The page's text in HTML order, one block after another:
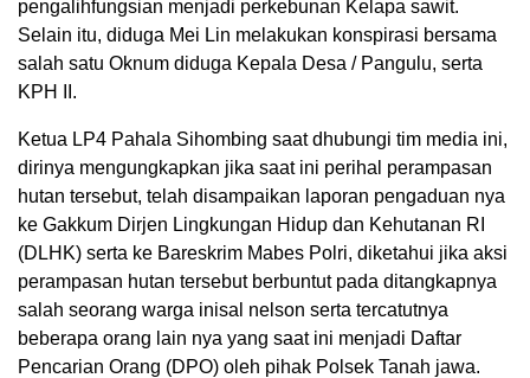
pengalihfungsian menjadi perkebunan Kelapa sawit.
Selain itu, diduga Mei Lin melakukan konspirasi bersama
salah satu Oknum diduga Kepala Desa / Pangulu, serta
KPH II.
Ketua LP4 Pahala Sihombing saat dhubungi tim media ini,
dirinya mengungkapkan jika saat ini perihal perampasan
hutan tersebut, telah disampaikan laporan pengaduan nya
ke Gakkum Dirjen Lingkungan Hidup dan Kehutanan RI
(DLHK) serta ke Bareskrim Mabes Polri, diketahui jika aksi
perampasan hutan tersebut berbuntut pada ditangkapnya
salah seorang warga inisal nelson serta tercatutnya
beberapa orang lain nya yang saat ini menjadi Daftar
Pencarian Orang (DPO) oleh pihak Polsek Tanah jawa.